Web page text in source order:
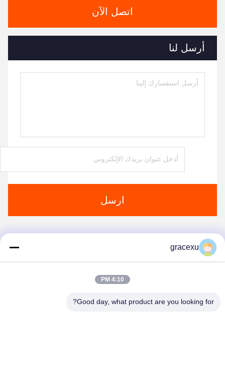
اتصل الآن
أرسل لنا
ارسل
gracexu
4:10 PM
Good day, what product are you looking for?